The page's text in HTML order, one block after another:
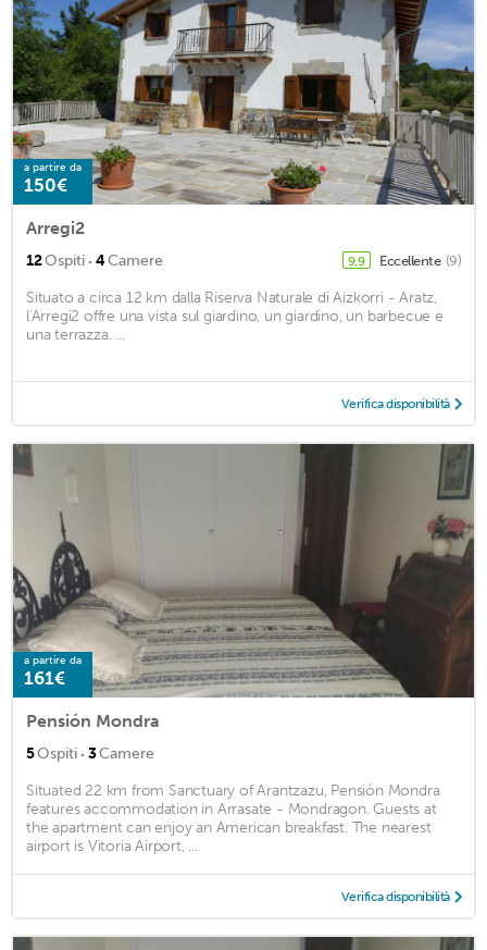
a partire da
150€
Arregi2
12Ospiti · 4Camere 9,9 Eccellente (9)
Situato a circa 12 km dalla Riserva Naturale di Aizkorri - Aratz,
l'Arregi2 offre una vista sul giardino, un giardino, un barbecue e
una terrazza. ...
Verifica disponibilità
a partire da
161€
Pensión Mondra
5Ospiti · 3Camere
Situated 22 km from Sanctuary of Arantzazu, Pensión Mondra
features accommodation in Arrasate - Mondragon. Guests at
the apartment can enjoy an American breakfast. The nearest
airport is Vitoria Airport, ...
Verifica disponibilità